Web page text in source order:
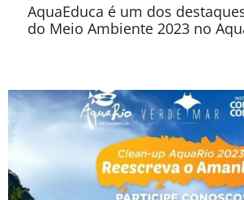
AquaEduca é um dos
do Meio Ambiente 2023 no